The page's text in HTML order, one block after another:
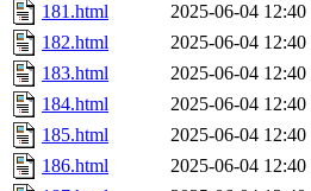
181.html
2025-06-04 12:40
182.html
2025-06-04 12:40
183.html
2025-06-04 12:40
184.html
2025-06-04 12:40
185.html
2025-06-04 12:40
186.html
2025-06-04 12:40